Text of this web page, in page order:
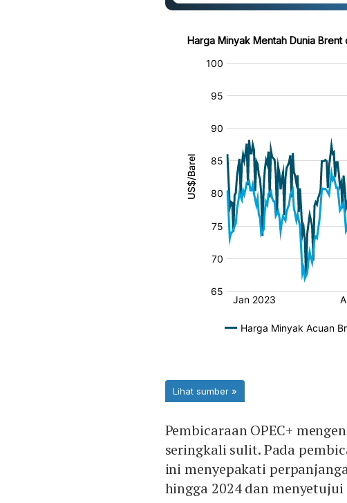
Pembicaraan OPEC+
seringkali sulit. Pada
ini menyepakati
hingga 2024 dan